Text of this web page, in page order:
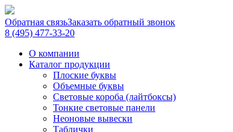
Обратная связьЗаказать обратный звонок
8 (495) 477-33-20
О компании
Каталог продукции
Плоские буквы
Объемные буквы
Световые короба (лайтбоксы)
Тонкие световые панели
Неоновые вывески
Таблички